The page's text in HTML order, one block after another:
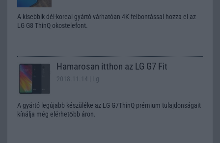
A kisebbik dél-koreai gyártó várhatóan 4K felbontással hozza el az
LG G8 ThinQ okostelefont.
Hamarosan itthon az LG G7 Fit
2018.11.14 | Lg
A gyártó legújabb készüléke az LG G7ThinQ prémium tulajdonságait
kínálja még elérhetőbb áron.